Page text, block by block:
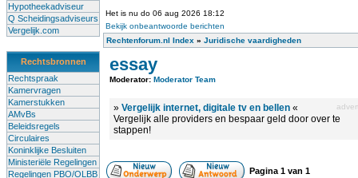
Hypotheekadviseur
Q Scheidingsadviseurs
Vergelijk.com
Rechtsbronnen
Rechtspraak
Kamervragen
Kamerstukken
AMvBs
Beleidsregels
Circulaires
Koninklijke Besluiten
Ministeriële Regelingen
Regelingen PBO/OLBB
Het is nu do 06 aug 2026 18:12
Bekijk onbeantwoorde berichten
Rechtenforum.nl Index » Juridische vaardigheden
essay
Moderator: Moderator Team
» Vergelijk internet, digitale tv en bellen «
Vergelijk alle providers en bespaar geld door over te
stappen!
Pagina 1 van 1